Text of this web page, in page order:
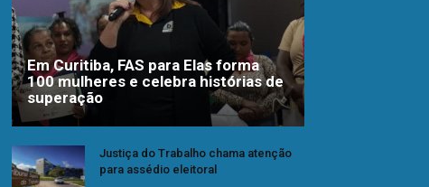
Em Curitiba, FAS para Elas forma
100 mulheres e celebra histórias de
superação
Justiça do Trabalho chama atenção
para assédio eleitoral